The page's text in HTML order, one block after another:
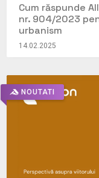
Cum răspunde
nr. 904/2023
urbanism
14.02.2025
NOUTATI